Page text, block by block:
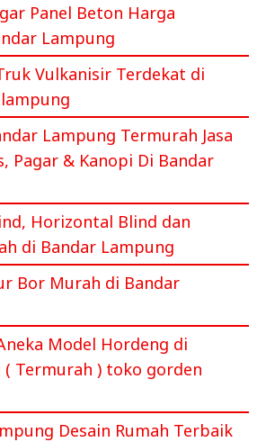
Panel Beton Harga
Lampung
Vulkanisir Terdekat di
Lampung Termurah Jasa
Pagar & Kanopi Di Bandar
Horizontal Blind dan
di Bandar Lampung
Bor Murah di Bandar
Model Hordeng di
( Termurah ) toko gorden
Desain Rumah Terbaik